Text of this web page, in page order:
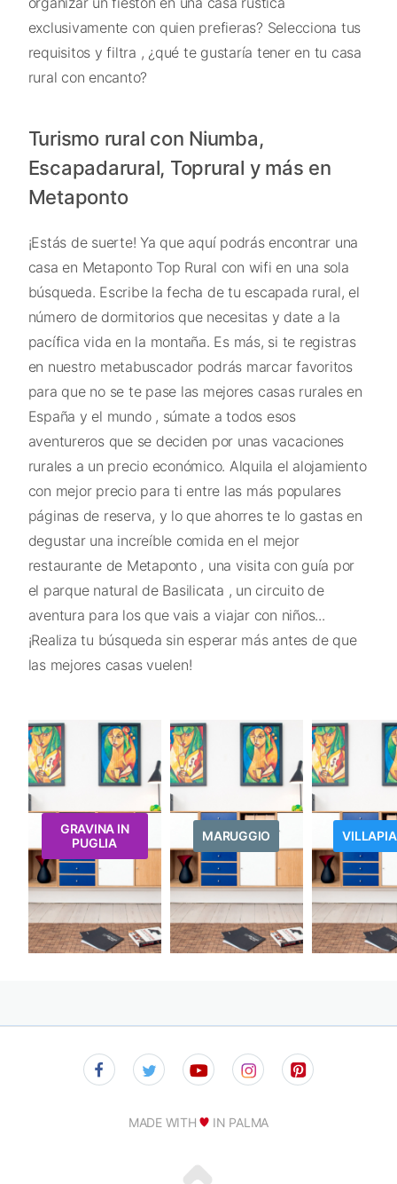
exclusivamente con quien prefieras? Selecciona tus
requisitos y filtra , ¿qué te gustaría tener en tu casa
rural con encanto?
Turismo rural con Niumba,
Escapadarural, Toprural y más en
Metaponto
¡Estás de suerte! Ya que aquí podrás encontrar una
casa en Metaponto Top Rural con wifi en una sola
búsqueda. Escribe la fecha de tu escapada rural, el
número de dormitorios que necesitas y date a la
pacífica vida en la montaña. Es más, si te registras
en nuestro metabuscador podrás marcar favoritos
para que no se te pase las mejores casas rurales en
España y el mundo , súmate a todos esos
aventureros que se deciden por unas vacaciones
rurales a un precio económico. Alquila el alojamiento
con mejor precio para ti entre las más populares
páginas de reserva, y lo que ahorres te lo gastas en
degustar una increíble comida en el mejor
restaurante de Metaponto , una visita con guía por
el parque natural de Basilicata , un circuito de
aventura para los que vais a viajar con niños...
¡Realiza tu búsqueda sin esperar más antes de que
las mejores casas vuelen!
GRAVINA IN
PUGLIA
MARUGGIO
MADE WITH IN PALMA